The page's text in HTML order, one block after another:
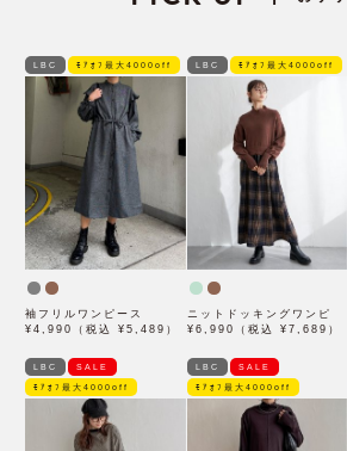
LBC ﾓｱｵﾌ最大4000off
袖フリルワンピース
¥4,990（税込 ¥5,489）
LBC ﾓｱｵﾌ最大4000off
ニットドッキングワンピ
¥6,990（税込 ¥7,689）
LBC SALE
ﾓｱｵﾌ最大4000off
LBC SALE
ﾓｱｵﾌ最大4000off